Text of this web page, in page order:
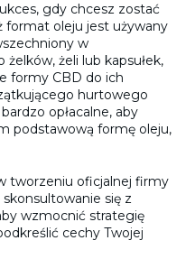
gdy chcesz zostać
format oleju jest używany
w
żeli lub kapsułek,
formy CBD do ich
hurtowego
opłacalne, aby
podstawową formę oleju,
tworzeniu oficjalnej firmy
się z
wzmocnić strategię
cechy Twojej